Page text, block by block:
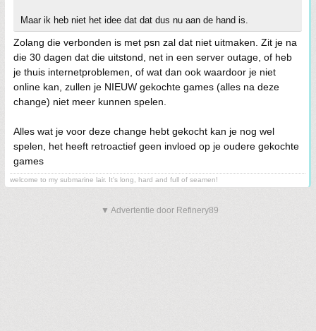
Maar ik heb niet het idee dat dat dus nu aan de hand is.
Zolang die verbonden is met psn zal dat niet uitmaken. Zit je na
die 30 dagen dat die uitstond, net in een server outage, of heb
je thuis internetproblemen, of wat dan ook waardoor je niet
online kan, zullen je NIEUW gekochte games (alles na deze
change) niet meer kunnen spelen.
Alles wat je voor deze change hebt gekocht kan je nog wel
spelen, het heeft retroactief geen invloed op je oudere gekochte
games
welcome to my submarine lair. It's long, hard and full of seamen!
▼ Advertentie door Refinery89